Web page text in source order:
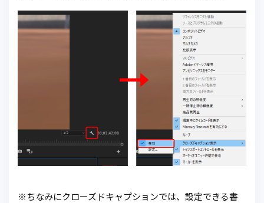
※ちなみにクローズドキャプションでは、設定できる書